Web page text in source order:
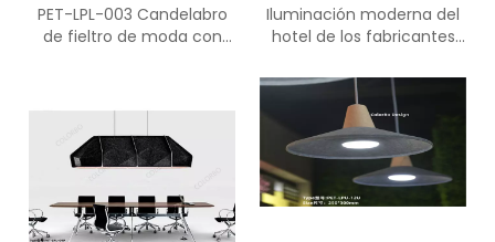
PET-LPL-003 Candelabro
de fieltro de moda con
Iluminación moderna del
hotel de los fabricantes
05P para la decoración